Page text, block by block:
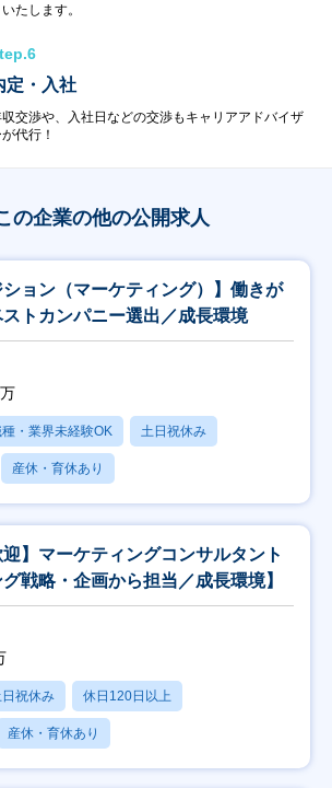
いたします。
定・入社
交渉や、入社日などの交渉もキャリアアドバイザ
代行！
の企業の他の公開求人
ション（マーケティング）】働きが
トカンパニー選出／成長環境
・業界未経験OK 土日祝休み
産休・育休あり
迎】マーケティングコンサルタント
グ戦略・企画から担当／成長環境】
祝休み 休日120日以上
産休・育休あり